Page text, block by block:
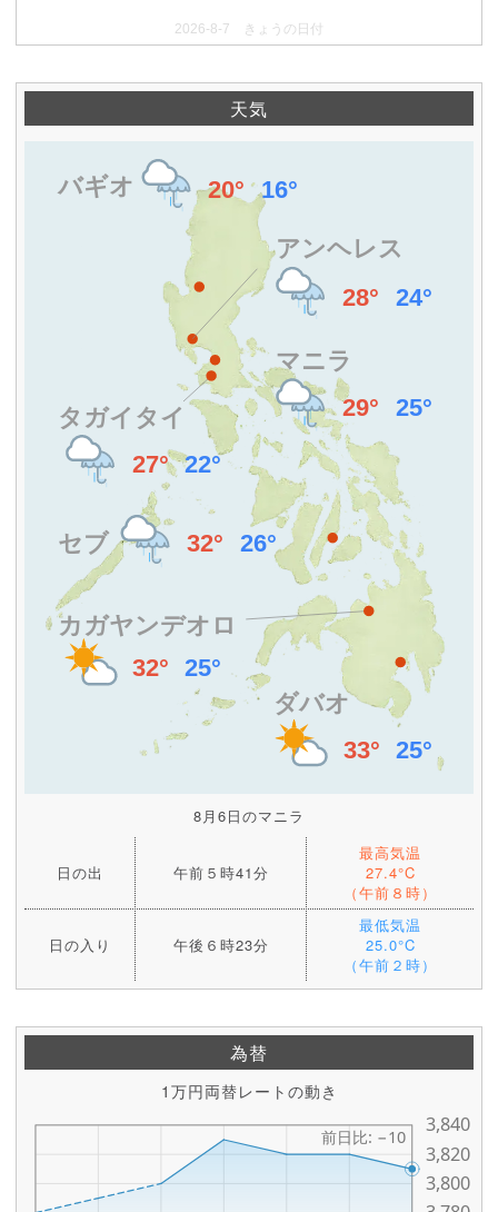
2026-8-7 きょうの日付
天気
8月6日のマニラ
日の出 午前５時41分
最高気温
27.4°C
（午前８時）
日の入り 午後６時23分
最低気温
25.0°C
（午前２時）
為替
1万円両替レートの動き